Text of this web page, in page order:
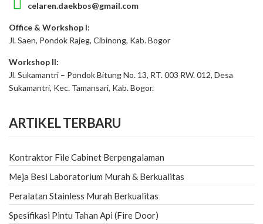
celaren.daekbos@gmail.com
Office & Workshop I:
Jl. Saen, Pondok Rajeg, Cibinong, Kab. Bogor
Workshop II:
Jl. Sukamantri – Pondok Bitung No. 13, RT. 003 RW. 012, Desa
Sukamantri, Kec. Tamansari, Kab. Bogor.
ARTIKEL TERBARU
Kontraktor File Cabinet Berpengalaman
Meja Besi Laboratorium Murah & Berkualitas
Peralatan Stainless Murah Berkualitas
Spesifikasi Pintu Tahan Api (Fire Door)